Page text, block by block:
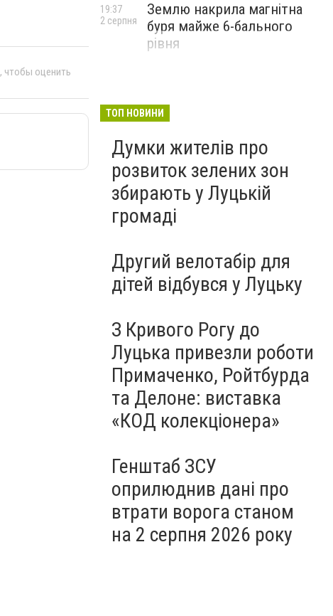
, чтобы оценить
Землю накрила магнітна
буря майже 6-бального
рівня
19:37
2 серпня
ТОП НОВИНИ
Думки жителів про
розвиток зелених зон
збирають у Луцькій
громаді
Другий велотабір для
дітей відбувся у Луцьку
З Кривого Рогу до
Луцька привезли роботи
Примаченко, Ройтбурда
та Делоне: виставка
«КОД колекціонера»
Генштаб ЗСУ
оприлюднив дані про
втрати ворога станом
на 2 серпня 2026 року